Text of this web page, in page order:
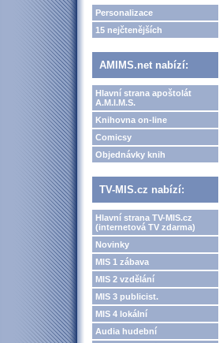
Personalizace
15 nejčtenějších
AMIMS.net nabízí:
Hlavní strana apoštolát
A.M.I.M.S.
Knihovna on-line
Comicsy
Objednávky knih
TV-MIS.cz nabízí:
Hlavní strana TV-MIS.cz
(internetová TV zdarma)
Novinky
MIS 1 zábava
MIS 2 vzdělání
MIS 3 publicist.
MIS 4 lokální
Audia hudební